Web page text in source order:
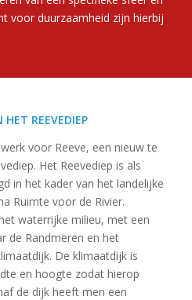
voor duurzaamheid zijn hierbij
HET REEVEDIEP
voor Reeve, een nieuw te
Het Reevediep is als
in het kader van het landelijke
Ruimte voor de Rivier.
waterrijke milieu, met een
de Randmeren en het
De klimaatdijk is
en hoogte zodat hierop
de dijk heeft men een